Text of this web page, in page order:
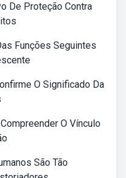
De Proteção Contra
Funções Seguintes
O Significado Da
O Vínculo
São Tão